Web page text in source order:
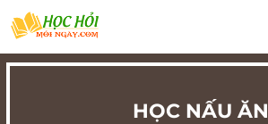
HỌC NẤU ĂN